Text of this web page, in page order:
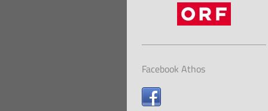
Facebook Athos